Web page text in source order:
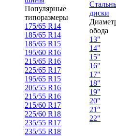
Популярные
типоразмеры
175/65 R14
185/65 R14
185/65 R15
195/60 R16
215/65 R16
225/65 R17
195/65 R15
205/55 R16
215/55 R16
215/60 R17
225/60 R18
235/55 R17
235/55 R18
диски
обода
13"
14"
15"
16"
17"
18"
19"
20"
21"
22"